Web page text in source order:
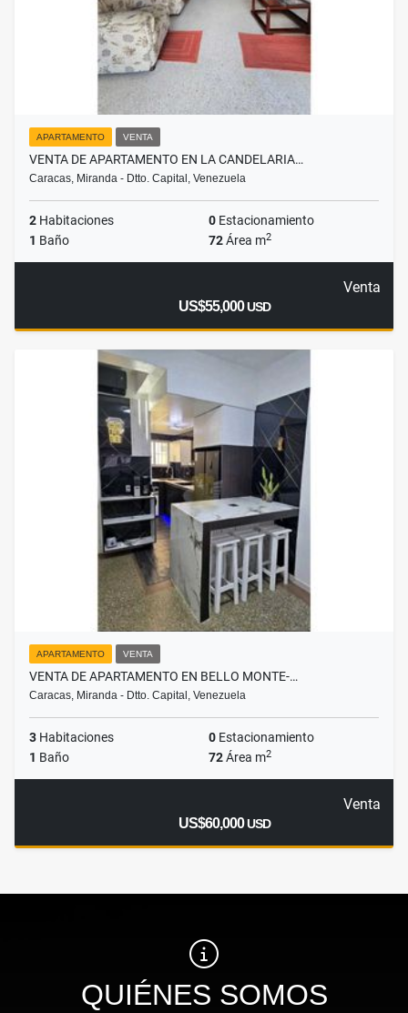
APARTAMENTO VENTA
VENTA DE APARTAMENTO EN LA CANDELARIA…
Caracas, Miranda - Dtto. Capital, Venezuela
2 Habitaciones 0 Estacionamiento
1 Baño 72Área m2
Venta
US$55,000USD
APARTAMENTO VENTA
VENTA DE APARTAMENTO EN BELLO MONTE-…
Caracas, Miranda - Dtto. Capital, Venezuela
3 Habitaciones 0 Estacionamiento
1 Baño 72Área m2
Venta
US$60,000USD
QUIÉNES SOMOS